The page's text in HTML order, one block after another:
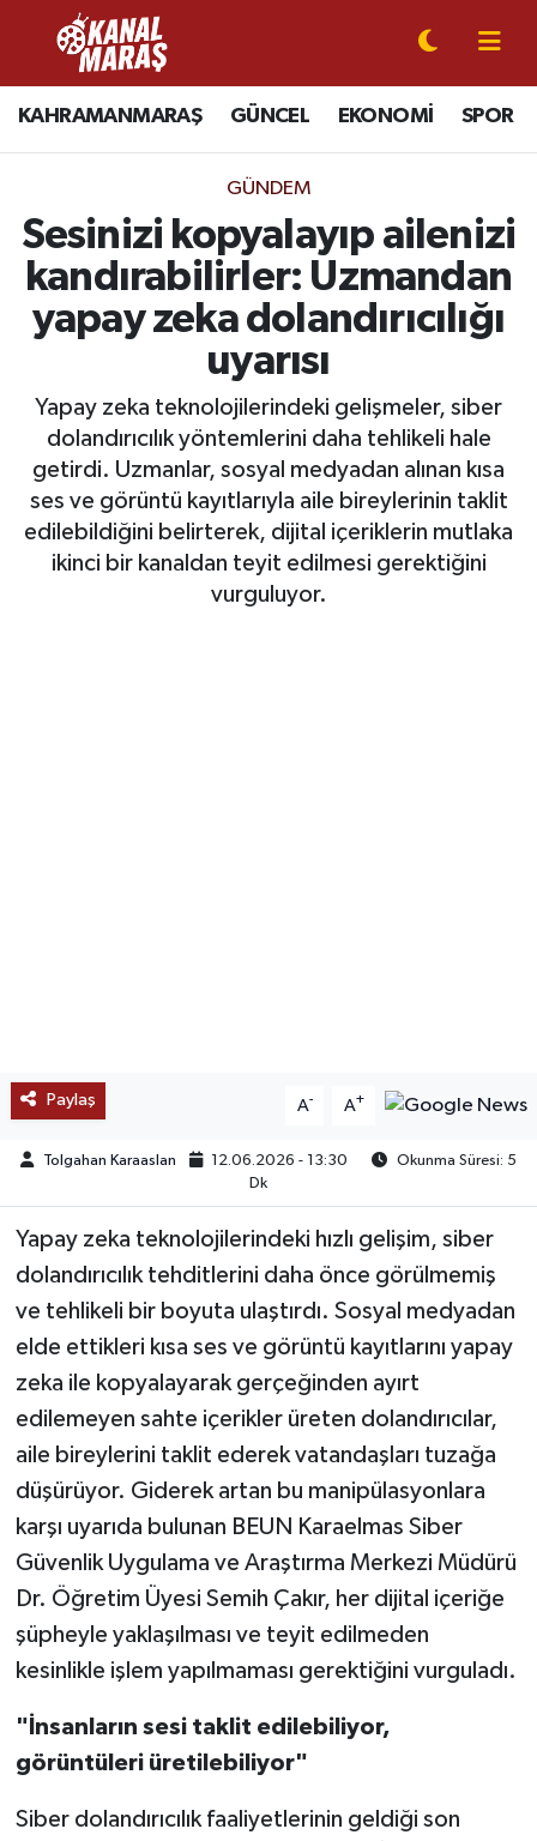
KAHRAMANMARAŞ GÜNCEL EKONOMİ SPOR
GÜNDEM
Sesinizi kopyalayıp ailenizi
kandırabilirler: Uzmandan
yapay zeka dolandırıcılığı
uyarısı
Yapay zeka teknolojilerindeki gelişmeler, siber
dolandırıcılık yöntemlerini daha tehlikeli hale
getirdi. Uzmanlar, sosyal medyadan alınan kısa
ses ve görüntü kayıtlarıyla aile bireylerinin taklit
edilebildiğini belirterek, dijital içeriklerin mutlaka
ikinci bir kanaldan teyit edilmesi gerektiğini
vurguluyor.
Paylaş A- A+
Tolgahan Karaaslan 12.06.2026 - 13:30
Okunma Süresi: 5
Dk
Yapay zeka teknolojilerindeki hızlı gelişim, siber
dolandırıcılık tehditlerini daha önce görülmemiş
ve tehlikeli bir boyuta ulaştırdı. Sosyal medyadan
elde ettikleri kısa ses ve görüntü kayıtlarını yapay
zeka ile kopyalayarak gerçeğinden ayırt
edilemeyen sahte içerikler üreten dolandırıcılar,
aile bireylerini taklit ederek vatandaşları tuzağa
düşürüyor. Giderek artan bu manipülasyonlara
karşı uyarıda bulunan BEUN Karaelmas Siber
Güvenlik Uygulama ve Araştırma Merkezi Müdürü
Dr. Öğretim Üyesi Semih Çakır, her dijital içeriğe
şüpheyle yaklaşılması ve teyit edilmeden
kesinlikle işlem yapılmaması gerektiğini vurguladı.
"İnsanların sesi taklit edilebiliyor,
görüntüleri üretilebiliyor"
Siber dolandırıcılık faaliyetlerinin geldiği son
CANLI YAYIN
KAHRAMANMARAŞ
GÜNCEL
SPOR
SİYASET
EKONOMİ
GÜNDEM
MAGAZİN
KÜLTÜR SANAT
Kahramanmaraş Nöbetçi Eczaneler
Kahramanmaraş Hava Durumu
Kahramanmaraş Namaz Vakitleri
Kahramanmaraş Trafik Yoğunluk Haritası
Süper Lig Puan Durumu ve Fikstür
Tüm Manşetler
Son Dakika Haberleri
Haber Arşivi